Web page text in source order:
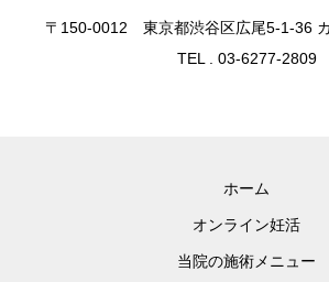
〒150-0012 東京都渋谷区広尾5-1-36
TEL . 03-6277-2809
ホーム
オンライン妊活
当院の施術メニュー